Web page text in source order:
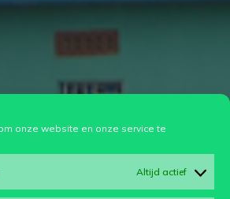
onze website en onze service te
Altijd actief